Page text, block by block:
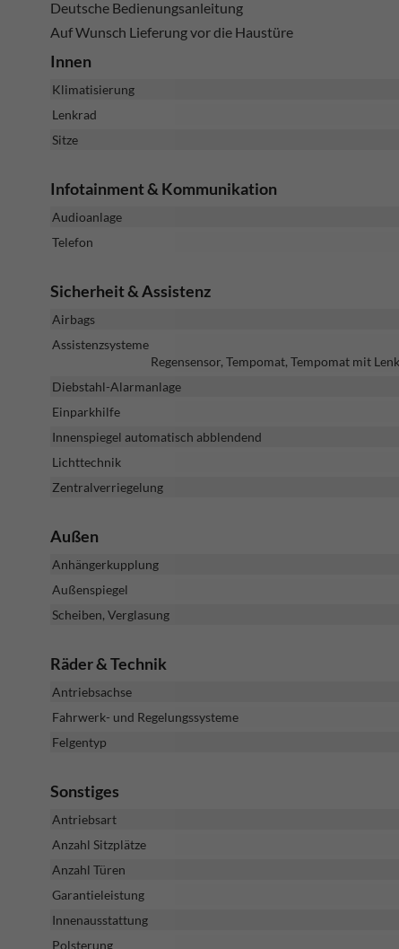
Deutsche Bedienungsanleitung
Auf Wunsch Lieferung vor die Haustüre
Innen
Klimatisierung
Lenkrad
Sitze
Infotainment & Kommunikation
Audioanlage
Telefon
Sicherheit & Assistenz
Airbags
Assistenzsysteme
Regensensor, Tempomat, Tempomat mit
Diebstahl-Alarmanlage
Einparkhilfe
Innenspiegel automatisch abblendend
Lichttechnik
Zentralverriegelung
Außen
Anhängerkupplung
Außenspiegel
Scheiben, Verglasung
Räder & Technik
Antriebsachse
Fahrwerk- und Regelungssysteme
Felgentyp
Sonstiges
Antriebsart
Anzahl Sitzplätze
Anzahl Türen
Garantieleistung
Innenausstattung
Polsterung